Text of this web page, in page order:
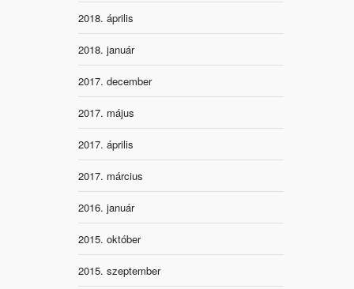
2018. április
2018. január
2017. december
2017. május
2017. április
2017. március
2016. január
2015. október
2015. szeptember